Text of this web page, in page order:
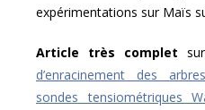
expérimentations sur Maïs
Article très complet
d’enracinement des
sondes tensiométriques